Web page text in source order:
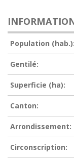
Population (hab.):
Gentilé:
Superficie (ha):
Canton:
Arrondissement:
Circonscription: